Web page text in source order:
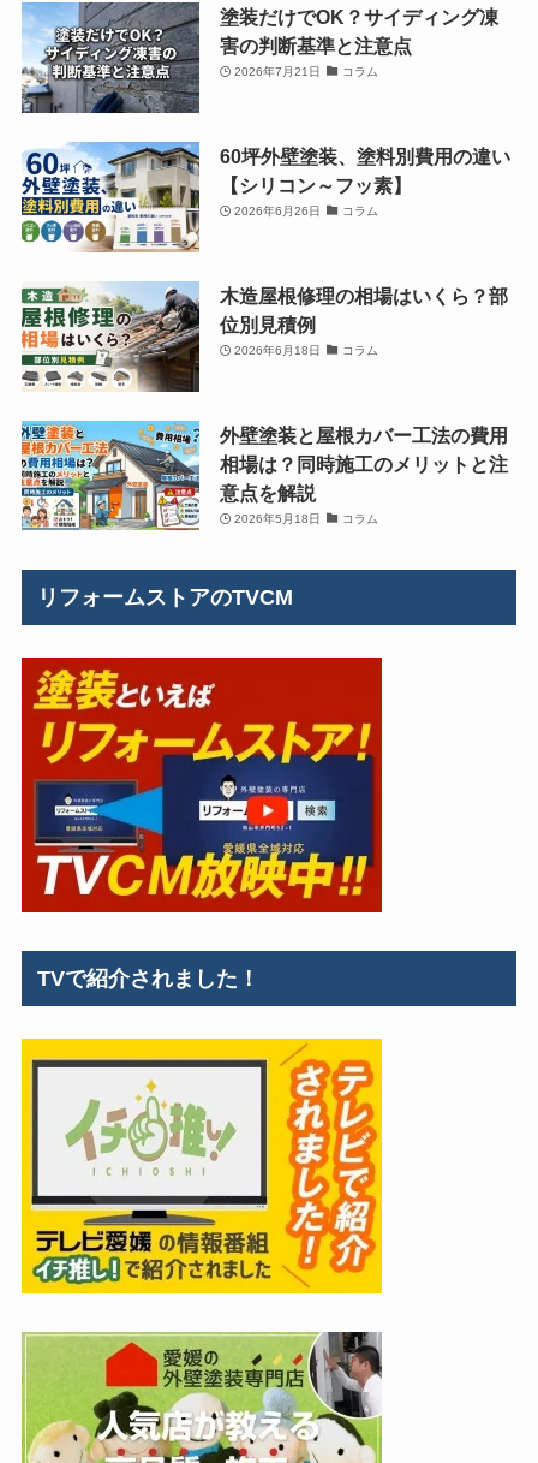
塗装だけでOK？サイディング凍
害の判断基準と注意点
2026年7月21日 コラム
60坪外壁塗装、塗料別費用の違い
【シリコン～フッ素】
2026年6月26日 コラム
木造屋根修理の相場はいくら？部
位別見積例
2026年6月18日 コラム
外壁塗装と屋根カバー工法の費用
相場は？同時施工のメリットと注
意点を解説
2026年5月18日 コラム
リフォームストアのTVCM
TVで紹介されました！